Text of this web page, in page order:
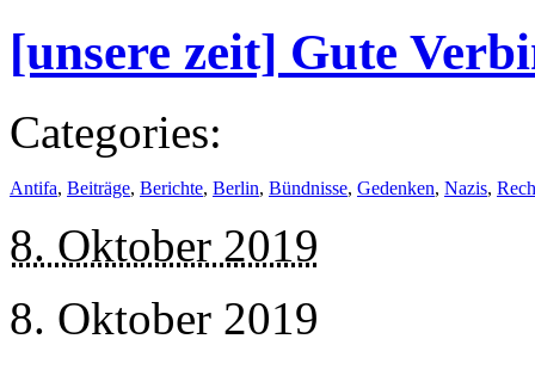
[unsere zeit] Gute
Categories:
Antifa, Beiträge, Berichte, Berlin, Bündnisse, Gedenken, Nazis,
8. Oktober 2019
8. Oktober 2019